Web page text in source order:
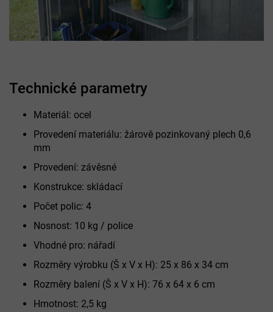
Technické parametry
Materiál: ocel
Provedení materiálu: žárově pozinkovaný plech 0,6
mm
Provedení: závěsné
Konstrukce: skládací
Počet polic: 4
Nosnost: 10 kg / police
Vhodné pro: nářadí
Rozměry výrobku (Š x V x H): 25 x 86 x 34 cm
Rozměry balení (Š x V x H): 76 x 64 x 6 cm
Hmotnost: 2,5 kg